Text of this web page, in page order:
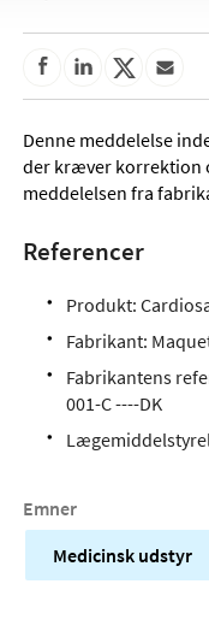
Denne meddelelse
der kræver korrektion
meddelelsen fra
Referencer
Produkt:
Fabrikant:
Fabrikantens
001-C ----DK
Emner
Medicinsk udstyr